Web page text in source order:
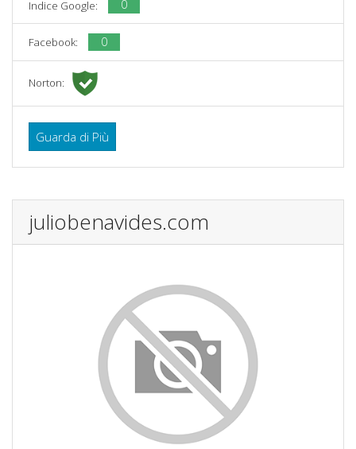
Indice Google: 0
Facebook: 0
Norton:
Guarda di Più
juliobenavides.com